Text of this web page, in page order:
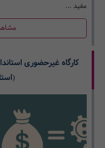
مفید ...
کارگاه غیرحضوری